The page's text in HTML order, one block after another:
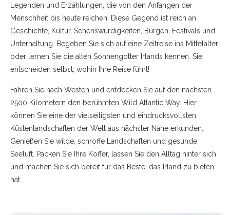
Legenden und Erzählungen, die von den Anfängen der
Menschheit bis heute reichen. Diese Gegend ist reich an
Geschichte, Kultur, Sehenswürdigkeiten, Burgen, Festivals und
Unterhaltung. Begeben Sie sich auf eine Zeitreise ins Mittelalter
oder lernen Sie die alten Sonnengötter Irlands kennen. Sie
entscheiden selbst, wohin Ihre Reise führt!
Fahren Sie nach Westen und entdecken Sie auf den nächsten
2500 Kilometern den berühmten Wild Atlantic Way. Hier
können Sie eine der vielseitigsten und eindrucksvollsten
Küstenlandschaften der Welt aus nächster Nähe erkunden.
Genießen Sie wilde, schroffe Landschaften und gesunde
Seeluft. Packen Sie Ihre Koffer, lassen Sie den Alltag hinter sich
und machen Sie sich bereit für das Beste, das Irland zu bieten
hat.